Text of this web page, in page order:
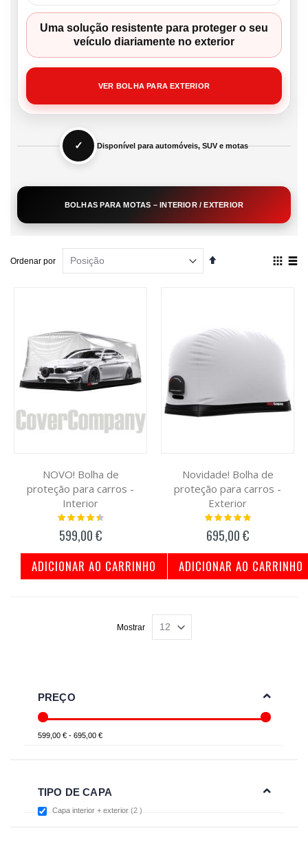
Uma solução resistente para proteger o seu
veículo diariamente no exterior
VER BOLHA PARA EXTERIOR
✓ Disponível para automóveis, SUV e motas
BOLHAS PARA MOTAS – INTERIOR / EXTERIOR
Ordenar por
Definir
Ver
NOVO! Bolha de
proteção para carros -
Interior
Classificação:
599,00 €
ADICIONAR AO CARRINHO
Novidade! Bolha de
proteção para carros -
Exterior
Classificação:
695,00 €
ADICIONAR AO CARRINHO
Mostrar
PREÇO
599,00 € - 695,00 €
TIPO DE CAPA
Capa interior + exterior 2 items